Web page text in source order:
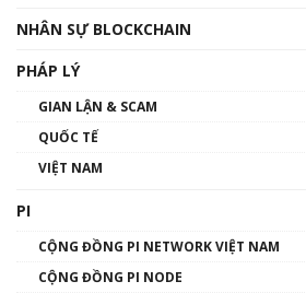
01:32:59
gió ấm
Talkshow 14: MemeCoin
NHÂN SỰ BLOCKCHAIN
PHÁP LÝ
GIAN LẬN & SCAM
QUỐC TẾ
VIỆT NAM
PI
CỘNG ĐỒNG PI NETWORK VIỆT NAM
CỘNG ĐỒNG PI NODE